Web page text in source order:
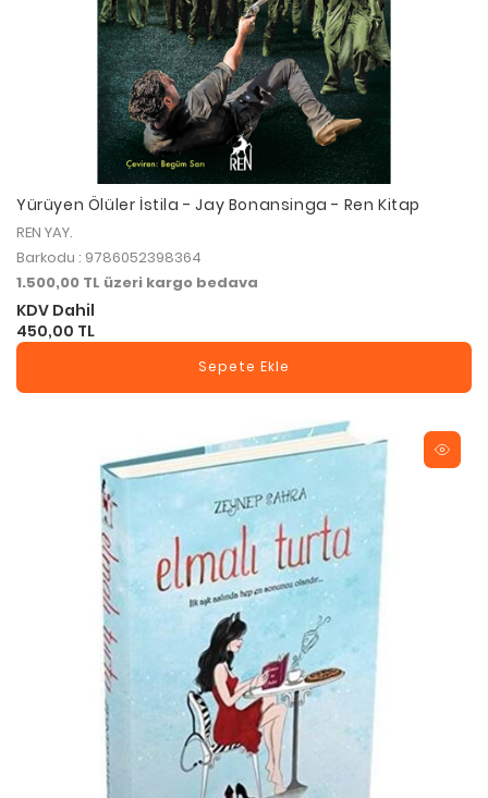
Yürüyen Ölüler İstila - Jay Bonansinga - Ren Kitap
REN YAY.
Barkodu : 9786052398364
1.500,00 TL üzeri kargo bedava
KDV Dahil
450,00 TL
Sepete Ekle